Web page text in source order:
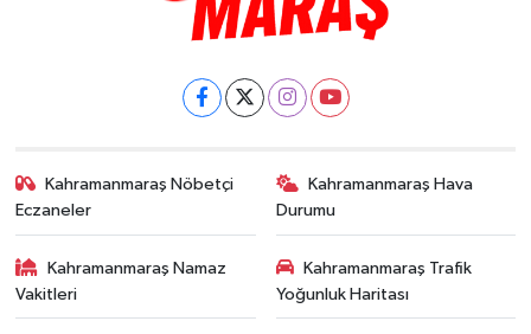
Kahramanmaraş Nöbetçi
Eczaneler
Kahramanmaraş Hava
Durumu
Kahramanmaraş Namaz
Vakitleri
Kahramanmaraş Trafik
Yoğunluk Haritası